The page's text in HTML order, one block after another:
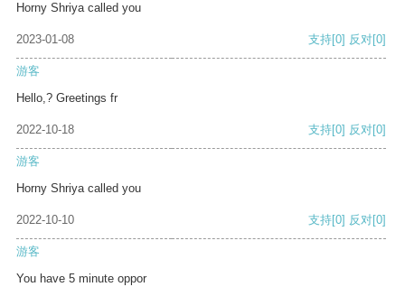
Horny Shriya called you
2023-01-08 支持[0] 反对[0]
游客
Hello,? Greetings fr
2022-10-18 支持[0] 反对[0]
游客
Horny Shriya called you
2022-10-10 支持[0] 反对[0]
游客
You have 5 minute oppor